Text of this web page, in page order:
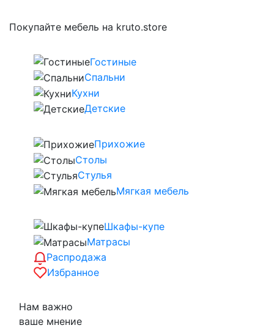
Покупайте мебель на kruto.store
Гостиные
Спальни
Кухни
Детские
Прихожие
Столы
Стулья
Мягкая мебель
Шкафы-купе
Матрасы
Распродажа
Избранное
Нам важно
ваше мнение